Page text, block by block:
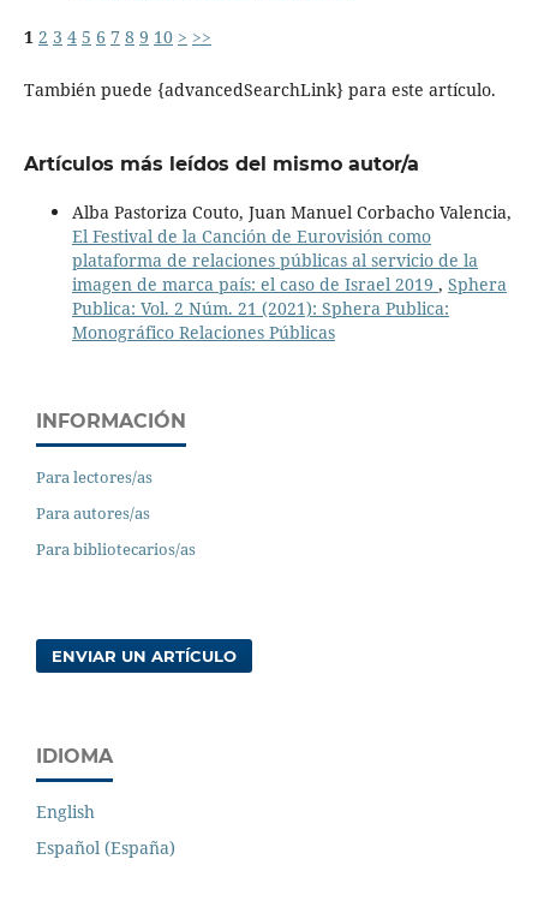
1 2 3 4 5 6 7 8 9 10 > >>
También puede {advancedSearchLink} para este artículo.
Artículos más leídos del mismo autor/a
Alba Pastoriza Couto, Juan Manuel Corbacho Valencia,
El Festival de la Canción de Eurovisión como
plataforma de relaciones públicas al servicio de la
imagen de marca país: el caso de Israel 2019 , Sphera
Publica: Vol. 2 Núm. 21 (2021): Sphera Publica:
Monográfico Relaciones Públicas
INFORMACIÓN
Para lectores/as
Para autores/as
Para bibliotecarios/as
ENVIAR UN ARTÍCULO
IDIOMA
English
Español (España)